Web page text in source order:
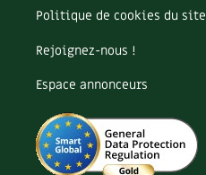
Récup'
Réparation
Reproduction
Restauration
Rocaille
Ronce (ou mûre de jardin)
Roquette
Politique de cookies du site
Rejoignez-nous !
Espace annonceurs